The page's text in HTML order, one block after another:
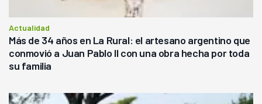
Actualidad
Más de 34 años en La Rural: el artesano argentino que
conmovió a Juan Pablo II con una obra hecha por toda
su familia